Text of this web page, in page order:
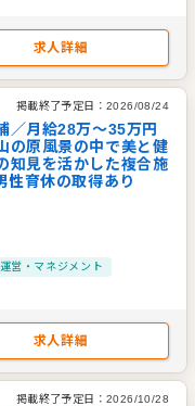
求人詳細
掲載終了予定日： 2026/08/24
／月給28万～35万円
の原風景の中で美と健
知見を活かした複合施
育休の取得あり
営・マネジメント
求人詳細
掲載終了予定日： 2026/10/28